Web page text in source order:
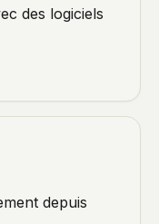
des logiciels
depuis